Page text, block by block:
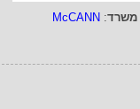
משרד:
McCANN